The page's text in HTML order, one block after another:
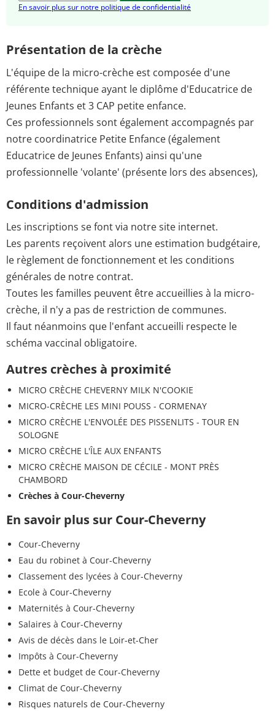
En savoir plus sur notre politique de confidentialité
Présentation de la crèche
L'équipe de la micro-crèche est composée d'une
référente technique ayant le diplôme d'Educatrice de
Jeunes Enfants et 3 CAP petite enfance.
Ces professionnels sont également accompagnés par
notre coordinatrice Petite Enfance (également
Educatrice de Jeunes Enfants) ainsi qu'une
professionnelle 'volante' (présente lors des absences),
Conditions d'admission
Les inscriptions se font via notre site internet.
Les parents reçoivent alors une estimation budgétaire,
le règlement de fonctionnement et les conditions
générales de notre contrat.
Toutes les familles peuvent être accueillies à la micro-
crèche, il n'y a pas de restriction de communes.
Il faut néanmoins que l'enfant accueilli respecte le
schéma vaccinal obligatoire.
Autres crèches à proximité
MICRO CRÈCHE CHEVERNY MILK N'COOKIE
MICRO-CRÈCHE LES MINI POUSS - CORMENAY
MICRO CRÈCHE L'ENVOLÉE DES PISSENLITS - TOUR EN
SOLOGNE
MICRO CRÈCHE L'ÎLE AUX ENFANTS
MICRO CRÈCHE MAISON DE CÉCILE - MONT PRÈS
CHAMBORD
Crèches à Cour-Cheverny
En savoir plus sur Cour-Cheverny
Cour-Cheverny
Eau du robinet à Cour-Cheverny
Classement des lycées à Cour-Cheverny
Ecole à Cour-Cheverny
Maternités à Cour-Cheverny
Salaires à Cour-Cheverny
Avis de décès dans le Loir-et-Cher
Impôts à Cour-Cheverny
Dette et budget de Cour-Cheverny
Climat de Cour-Cheverny
Risques naturels de Cour-Cheverny